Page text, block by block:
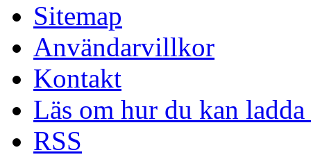
Sitemap
Användarvillkor
Kontakt
Läs om hur du kan
RSS